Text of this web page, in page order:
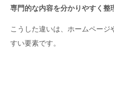
専門的な内容を分かりやすく整
こうした違いは、ホームペー
すい要素です。